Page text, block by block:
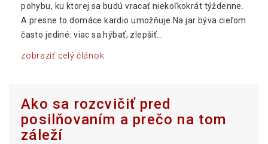
pohybu, ku ktorej sa budú vracať niekoľkokrát týždenne.
A presne to domáce kardio umožňuje.Na jar býva cieľom
často jediné: viac sa hýbať, zlepšiť...
zobraziť celý článok
Ako sa rozcvičiť pred
posilňovaním a prečo na tom
záleží